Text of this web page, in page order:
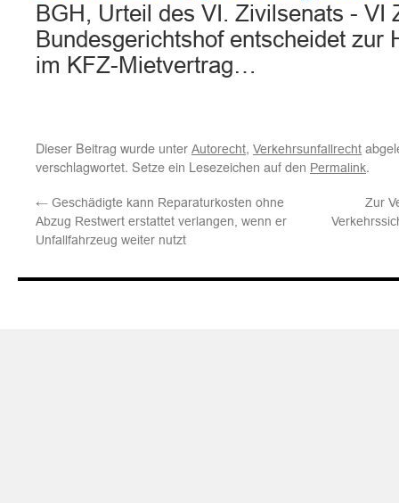
BGH, Urteil des VI. Zivilsenats - VI
Bundesgerichtshof entscheidet zur
im KFZ-Mietvertrag…
Dieser Beitrag wurde unter Autorecht, Verkehrsunfallrecht
verschlagwortet. Setze ein Lesezeichen auf den Permalink.
← Geschädigte kann Reparaturkosten ohne
Abzug Restwert erstattet verlangen, wenn er
Unfallfahrzeug weiter nutzt
Zur